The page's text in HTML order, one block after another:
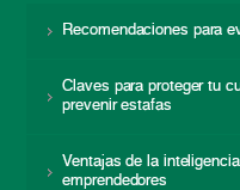
Recomendaciones para
Claves para proteger tu
prevenir estafas
Ventajas de la
emprendedores